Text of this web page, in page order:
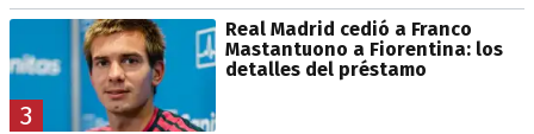
3
Real Madrid cedió a Franco
Mastantuono a Fiorentina: los
detalles del préstamo